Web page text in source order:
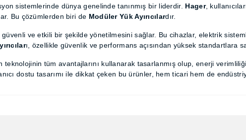
sistemlerinde dünya genelinde tanınmış bir liderdir.Hager,
sunmayı amaçlar. Bu çözümlerden biri deModüler Yük Ayırıcılar
güvenli ve etkili bir şekilde yönetilmesini sağlar. Bu cihazlar, elektrik
Modüler Yük Ayırıcıları, özellikle güvenlik ve performans
teknolojinin tüm avantajlarını kullanarak tasarlanmış olup, enerji
ve kullanıcı dostu tasarımı ile dikkat çeken bu ürünler, hem ticari